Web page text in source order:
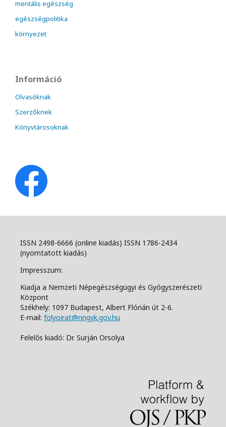
mentális egészség
egészségpolitika
környezet
Információ
Olvasóknak
Szerzőknek
Könyvtárosoknak
ISSN 2498-6666 (online kiadás) ISSN 1786-2434
(nyomtatott kiadás)
Impresszum:
Kiadja a Nemzeti Népegészségügyi és Gyógyszerészeti
Központ
Székhely: 1097 Budapest, Albert Flórián út 2-6.
E-mail: folyoirat@nngyk.gov.hu
Felelős kiadó: Dr. Surján Orsolya